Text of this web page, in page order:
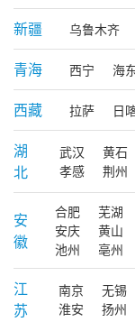
新疆 乌鲁木齐
青海 西宁 海
西藏 拉萨 日
湖
北
武汉 黄石
孝感
荆州
安
徽
合肥 芜湖
安庆
黄山
池州
亳州
江
苏
南京 无锡
淮安
扬州